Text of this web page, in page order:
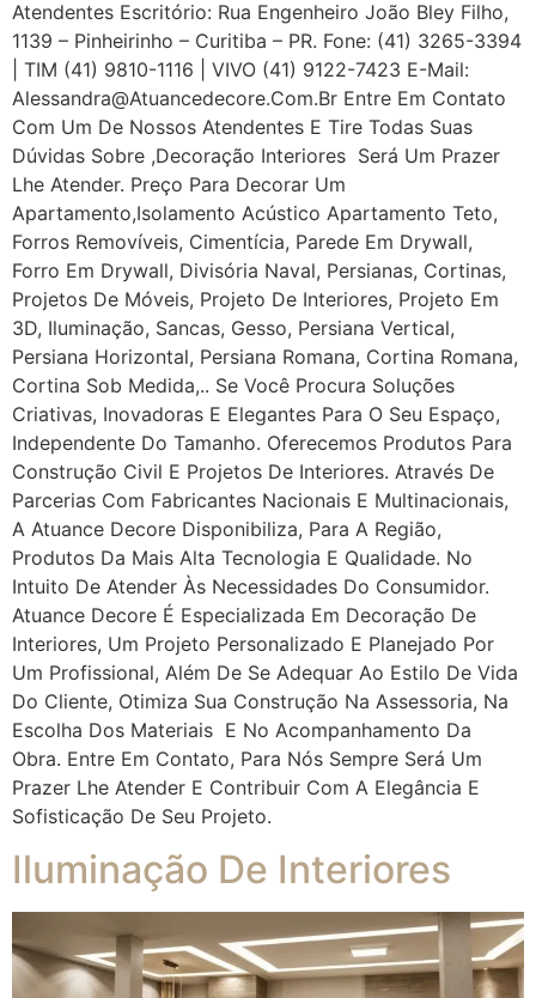
Atendentes Escritório: Rua Engenheiro João Bley Filho,
1139 – Pinheirinho – Curitiba – PR. Fone: (41) 3265-3394
| TIM (41) 9810-1116 | VIVO (41) 9122-7423 E-Mail:
Alessandra@atuancedecore.com.br Entre Em Contato
Com Um De Nossos Atendentes E Tire Todas Suas
Dúvidas Sobre ,Decoração Interiores Será Um Prazer
Lhe Atender. Preço Para Decorar Um
Apartamento,Isolamento Acústico Apartamento Teto,
Forros Removíveis, Cimentícia, Parede Em Drywall,
Forro Em Drywall, Divisória Naval, Persianas, Cortinas,
Projetos De Móveis, Projeto De Interiores, Projeto Em
3D, Iluminação, Sancas, Gesso, Persiana Vertical,
Persiana Horizontal, Persiana Romana, Cortina Romana,
Cortina Sob Medida,.. Se Você Procura Soluções
Criativas, Inovadoras E Elegantes Para O Seu Espaço,
Independente Do Tamanho. Oferecemos Produtos Para
Construção Civil E Projetos De Interiores. Através De
Parcerias Com Fabricantes Nacionais E Multinacionais,
A Atuance Decore Disponibiliza, Para A Região,
Produtos Da Mais Alta Tecnologia E Qualidade. No
Intuito De Atender Às Necessidades Do Consumidor.
Atuance Decore É Especializada Em Decoração De
Interiores, Um Projeto Personalizado E Planejado Por
Um Profissional, Além De Se Adequar Ao Estilo De Vida
Do Cliente, Otimiza Sua Construção Na Assessoria, Na
Escolha Dos Materiais E No Acompanhamento Da
Obra. Entre Em Contato, Para Nós Sempre Será Um
Prazer Lhe Atender E Contribuir Com A Elegância E
Sofisticação De Seu Projeto.
Iluminação De Interiores